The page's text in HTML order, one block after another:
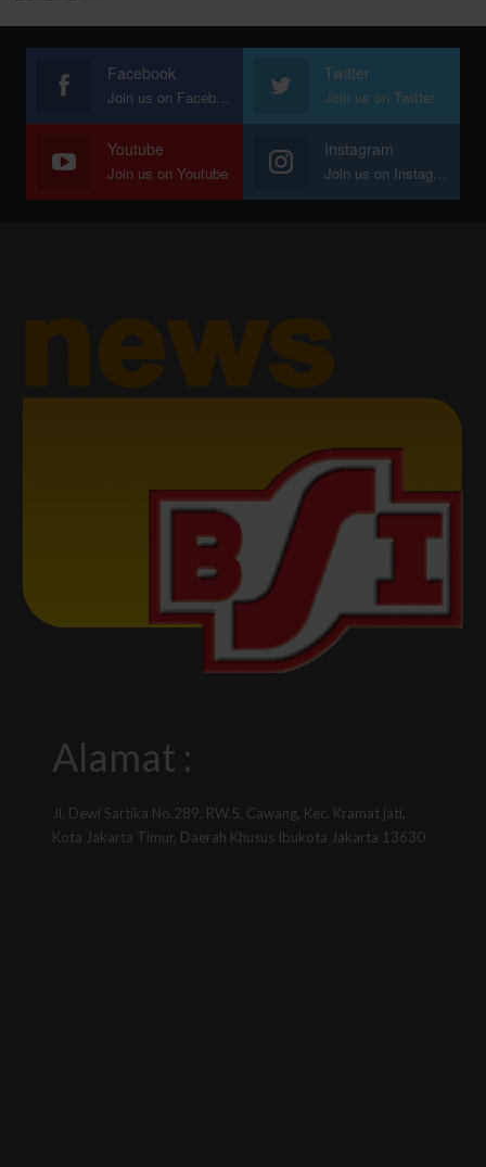
Facebook
Join us on Facebook
Twitter
Join us on Twitter
Youtube
Join us on Youtube
Instagram
Join us on Instagram
Alamat :
Jl. Dewi Sartika No.289, RW.5, Cawang, Kec. Kramat jati,
Kota Jakarta Timur, Daerah Khusus Ibukota Jakarta 13630